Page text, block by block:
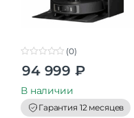
o
t
o
f
5
(0)
94 999 ₽
В наличии
Гарантия 12 месяцев